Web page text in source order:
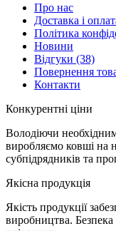
Про нас
Доставка і
Політика
Новини
Відгуки (38)
Повернення
Контакти
Конкурентні ціни
Володіючи
виробляємо ковші на
субпідрядників та
Якісна продукція
Якість продукції
виробництва. Безпека